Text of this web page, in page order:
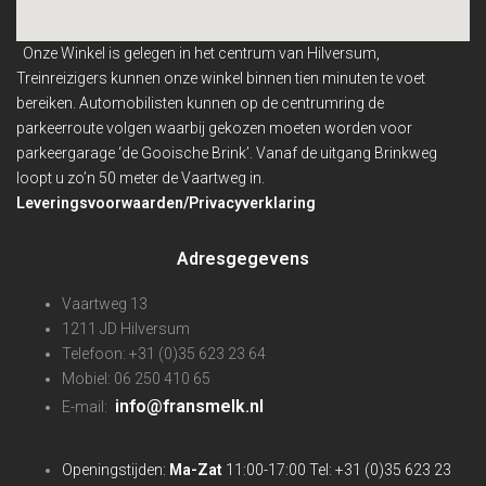
Onze Winkel is gelegen in het centrum van Hilversum,
Treinreizigers kunnen onze winkel binnentien minuten te voet
bereiken. Automobilisten kunnen op de centrumring de
parkeerroute volgen waarbij gekozen moeten worden voor
parkeergarage ‘de Gooische Brink’. Vanaf de uitgang Brinkweg
loopt u zo’n 50 meter de Vaartweg in.
Leveringsvoorwaarden/Privacyverklaring
Adresgegevens
Vaartweg 13
1211 JD Hilversum
Telefoon: +31 (0)35 623 23 64
Mobiel: 06 250 410 65
E-mail: info@fransmelk.nl
Openingstijden: Ma-Zat 11:00-17:00 Tel: +31 (0)35 623 23